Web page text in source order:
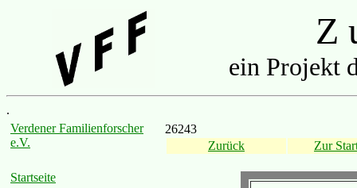
Z
ein Projekt
.
Verdener Familienforscher
e.V.
Startseite
26243
Zurück
Zur